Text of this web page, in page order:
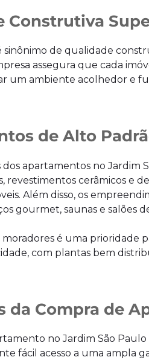
Construtiva
sinônimo de qualidade
assegura que cada
um ambiente acolhedor e
de Alto
dos apartamentos no Jardim
revestimentos cerâmicos e
Além disso, os
gourmet, saunas e salões
é uma prioridade
com plantas bem
da Compra de
no Jardim São
fácil acesso a uma ampla